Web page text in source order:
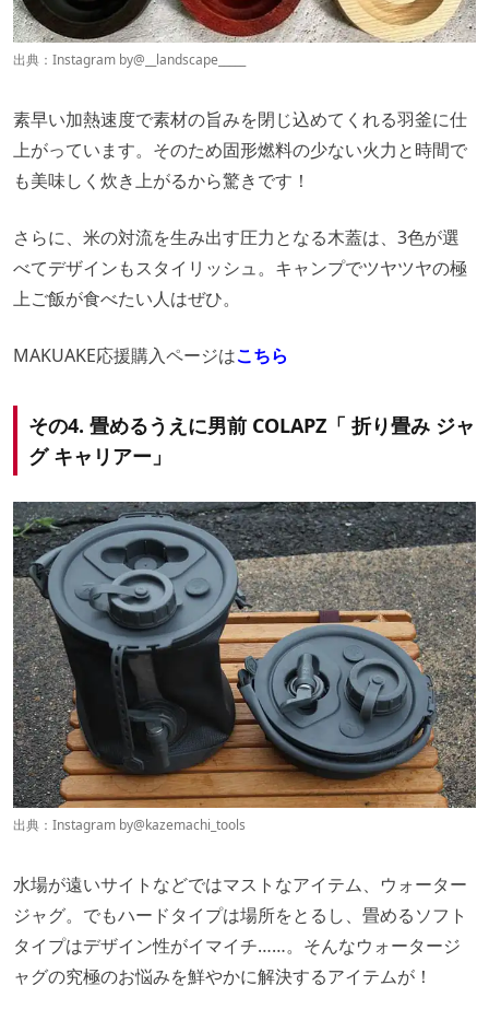
出典：Instagram by@__landscape_____
素早い加熱速度で素材の旨みを閉じ込めてくれる羽釜に仕
上がっています。そのため固形燃料の少ない火力と時間で
も美味しく炊き上がるから驚きです！
さらに、米の対流を生み出す圧力となる木蓋は、3色が選
べてデザインもスタイリッシュ。キャンプでツヤツヤの極
上ご飯が食べたい人はぜひ。
MAKUAKE応援購入ページはこちら
その4. 畳めるうえに男前 COLAPZ「 折り畳み ジャ
グ キャリアー」
出典：Instagram by@kazemachi_tools
水場が遠いサイトなどではマストなアイテム、ウォーター
ジャグ。でもハードタイプは場所をとるし、畳めるソフト
タイプはデザイン性がイマイチ……。そんなウォータージ
ャグの究極のお悩みを鮮やかに解決するアイテムが！